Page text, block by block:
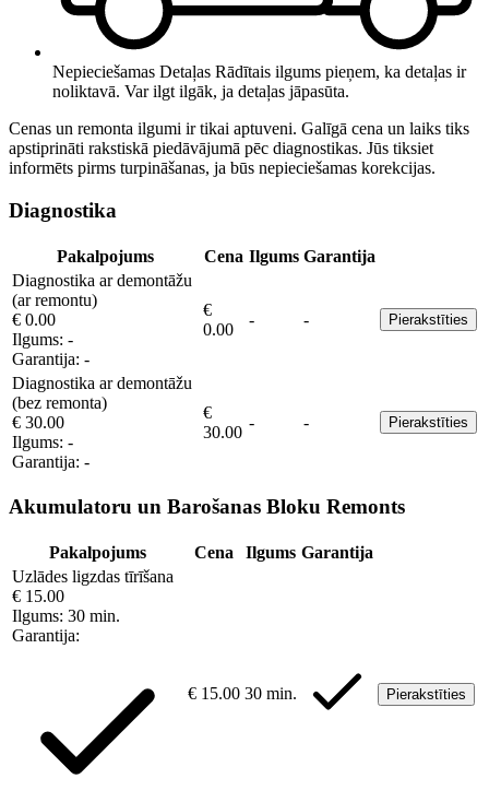
Nepieciešamas Detaļas Rādītais ilgums pieņem, ka detaļas ir
noliktavā. Var ilgt ilgāk, ja detaļas jāpasūta.
Cenas un remonta ilgumi ir tikai aptuveni. Galīgā cena un laiks tiks
apstiprināti rakstiskā piedāvājumā pēc diagnostikas. Jūs tiksiet
informēts pirms turpināšanas, ja būs nepieciešamas korekcijas.
Diagnostika
Pakalpojums Cena Ilgums Garantija
Diagnostika ar demontāžu
(ar remontu)
€ 0.00
Ilgums: -
Garantija: -
€
0.00
- - Pierakstīties
Diagnostika ar demontāžu
(bez remonta)
€ 30.00
Ilgums: -
Garantija: -
€
30.00
- - Pierakstīties
Akumulatoru un Barošanas Bloku Remonts
Pakalpojums Cena Ilgums Garantija
Uzlādes ligzdas tīrīšana
€ 15.00
Ilgums: 30 min.
Garantija:
€ 15.00 30 min. Pierakstīties